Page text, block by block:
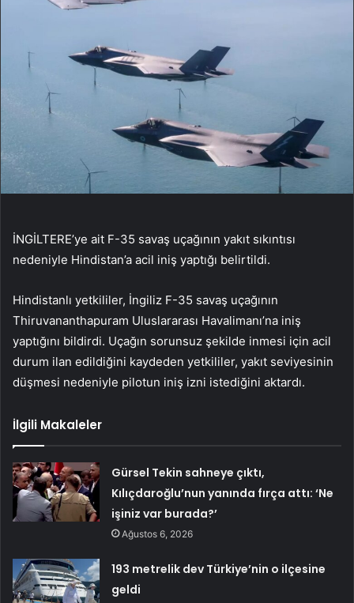
İNGİLTERE’ye ait F-35 savaş uçağının yakıt sıkıntısı
nedeniyle Hindistan’a acil iniş yaptığı belirtildi.
Hindistanlı yetkililer, İngiliz F-35 savaş uçağının
Thiruvananthapuram Uluslararası Havalimanı’na iniş
yaptığını bildirdi. Uçağın sorunsuz şekilde inmesi için acil
durum ilan edildiğini kaydeden yetkililer, yakıt seviyesinin
düşmesi nedeniyle pilotun iniş izni istediğini aktardı.
İlgili Makaleler
Gürsel Tekin sahneye çıktı,
Kılıçdaroğlu’nun yanında fırça attı: ‘Ne
işiniz var burada?’
Ağustos 6, 2026
193 metrelik dev Türkiye’nin o ilçesine
geldi